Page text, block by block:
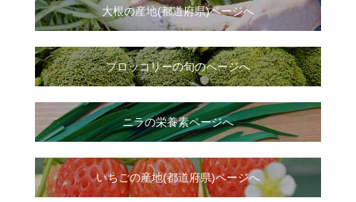
大根の産地(都道府県)ページへ
ブロッコリーの旬のページへ
ニラの栄養素ページへ
いちごの産地(都道府県)ページへ